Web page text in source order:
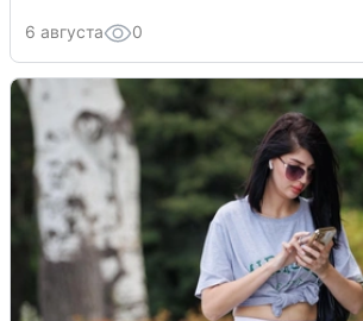
6 августа 0